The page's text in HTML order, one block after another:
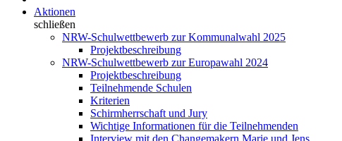
Aktionen
schließen
NRW-Schulwettbewerb zur Kommunalwahl 2025
Projektbeschreibung
NRW-Schulwettbewerb zur Europawahl 2024
Projektbeschreibung
Teilnehmende Schulen
Kriterien
Schirmherrschaft und Jury
Wichtige Informationen für die Teilnehmenden
Interview mit den Changemakern Marie und Jens